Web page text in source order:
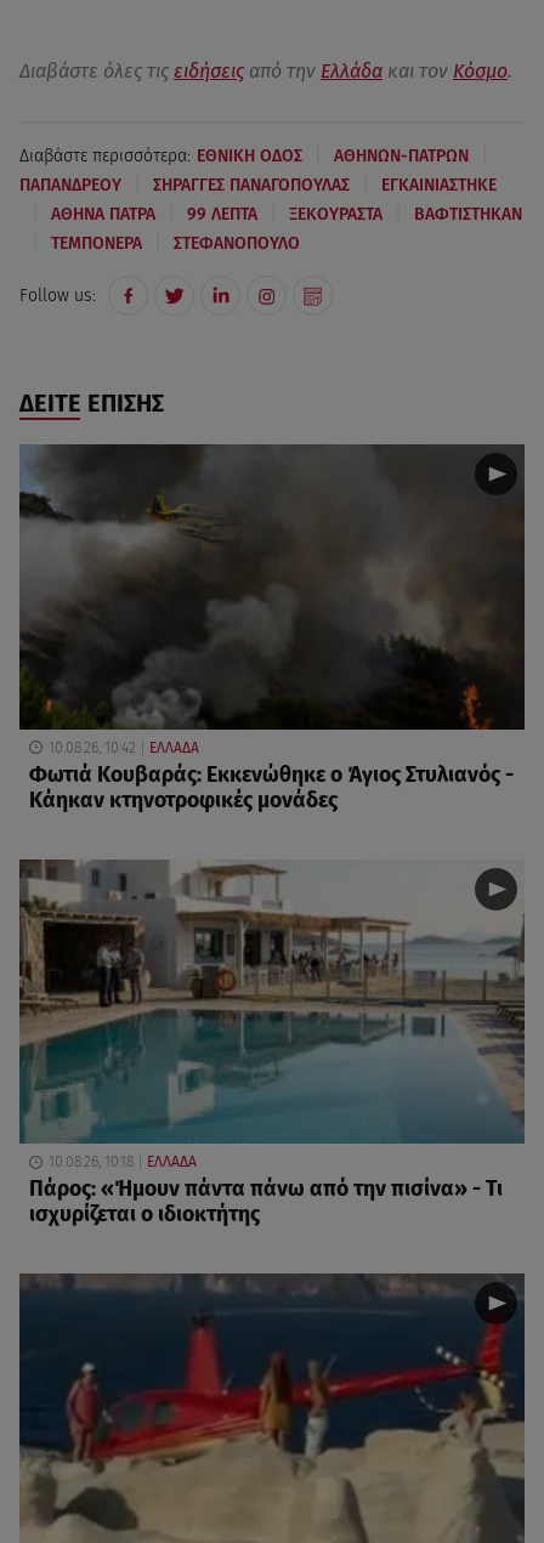
Διαβάστε όλες τις ειδήσεις από την Ελλάδα και τον Κόσμο.
Διαβάστε περισσότερα: ΕΘΝΙΚΗ ΟΔΟΣ ΑΘΗΝΩΝ-ΠΑΤΡΩΝ
ΠΑΠΑΝΔΡΕΟΥ ΣΗΡΑΓΓΕΣ ΠΑΝΑΓΟΠΟΥΛΑΣ ΕΓΚΑΙΝΙΑΣΤΗΚΕ
ΑΘΗΝΑ ΠΑΤΡΑ 99 ΛΕΠΤΑ ΞΕΚΟΥΡΑΣΤΑ ΒΑΦΤΙΣΤΗΚΑΝ
ΤΕΜΠΟΝΕΡΑ ΣΤΕΦΑΝΟΠΟΥΛΟ
Follow us:
ΔΕΙΤΕ ΕΠΙΣΗΣ
10.08.26, 10:42 ΕΛΛΑΔΑ
Φωτιά Κουβαράς: Εκκενώθηκε ο Άγιος Στυλιανός -
Κάηκαν κτηνοτροφικές μονάδες
10.08.26, 10:18 ΕΛΛΑΔΑ
Πάρος: «Ήμουν πάντα πάνω από την πισίνα» - Τι
ισχυρίζεται ο ιδιοκτήτης